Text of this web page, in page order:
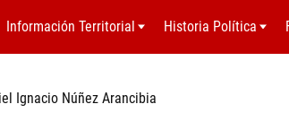
Información Territorial Historia Política
Ignacio Núñez Arancibia